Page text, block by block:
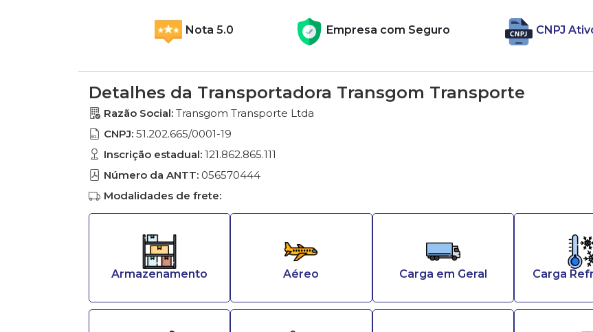
Nota 5.0 Empresa com Seguro CNPJ
Detalhes da Transportadora Transgom Transporte
Razão Social: Transgom Transporte Ltda
CNPJ: 51.202.665/0001-19
Inscrição estadual: 121.862.865.111
Número da ANTT: 056570444
Modalidades de frete:
Armazenamento Aéreo Carga em Geral Carga